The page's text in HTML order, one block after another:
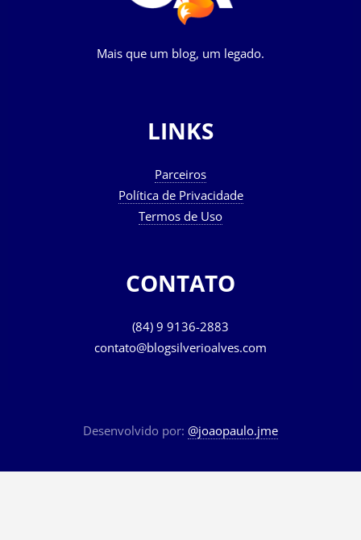
Mais que um blog, um legado.
LINKS
Parceiros
Política de Privacidade
Termos de Uso
CONTATO
(84) 9 9136-2883
contato@blogsilverioalves.com
Desenvolvido por: @joaopaulo.jme